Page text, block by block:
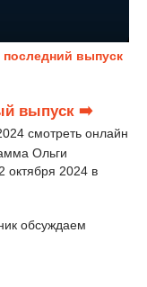
последний выпуск
выпуск ➡️
смотреть онлайн
Ольги
октября 2024 в
обсуждаем